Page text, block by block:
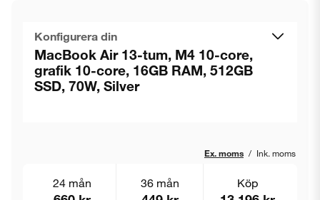
Konfigurera din
MacBook Air 13-tum, M4 10-core,
grafik 10-core, 16GB RAM, 512GB
SSD, 70W, Silver
Ex. moms / Ink. moms
24 mån 36 mån Köp